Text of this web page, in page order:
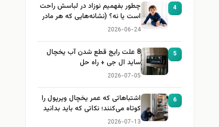
4
چطور بفهمیم نوزاد در لباسش راحت
است یا نه؟ (نشانه‌هایی که هر مادر
باید بداند)
2026-06-24
5
8 علت رایج قطع شدن آب یخچال
ساید ال جی + راه حل
2026-07-05
6
اشتباهاتی که عمر یخچال ویرپول را
کوتاه می‌کنند؛ نکاتی که باید بدانید
2026-07-13